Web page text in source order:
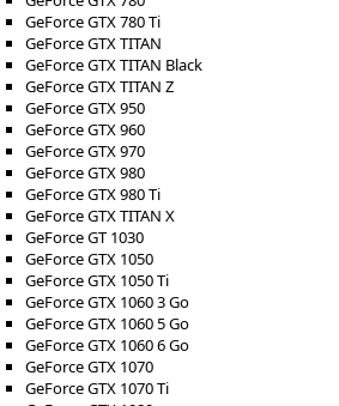
GeForce GTX 780 Ti
GeForce GTX TITAN
GeForce GTX TITAN Black
GeForce GTX TITAN Z
GeForce GTX 950
GeForce GTX 960
GeForce GTX 970
GeForce GTX 980
GeForce GTX 980 Ti
GeForce GTX TITAN X
GeForce GT 1030
GeForce GTX 1050
GeForce GTX 1050 Ti
GeForce GTX 1060 3 Go
GeForce GTX 1060 5 Go
GeForce GTX 1060 6 Go
GeForce GTX 1070
GeForce GTX 1070 Ti